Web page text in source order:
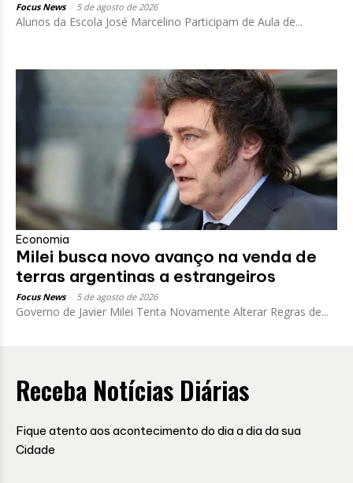
Focus News 5 de agosto de 2026
Alunos da Escola José Marcelino Participam de Aula de...
Economia
Milei busca novo avanço na venda de
terras argentinas a estrangeiros
Focus News 5 de agosto de 2026
Governo de Javier Milei Tenta Novamente Alterar Regras de...
Receba Notícias Diárias
Fique atento aos acontecimento do dia a dia da sua
Cidade